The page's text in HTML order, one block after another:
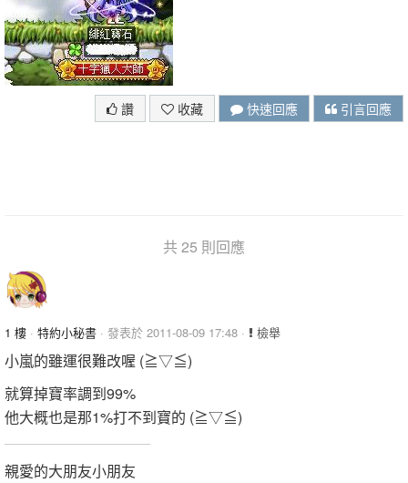
讚 收藏 快速回應 引言回應
共 25 則回應
1 樓 · 特約小秘書 · 發表於 2011-08-09 17:48 · 檢舉
小嵐的雖運很難改喔 (≧▽≦)
就算掉寶率調到99%
他大概也是那1%打不到寶的 (≧▽≦)
親愛的大朋友小朋友